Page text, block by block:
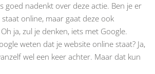
goed nadenkt over deze actie. Ben je er
staat online, maar gaat deze ook
ja, zul je denken, iets met Google.
weten dat je website online staat? Ja,
wel een keer achter. Maar dat kun